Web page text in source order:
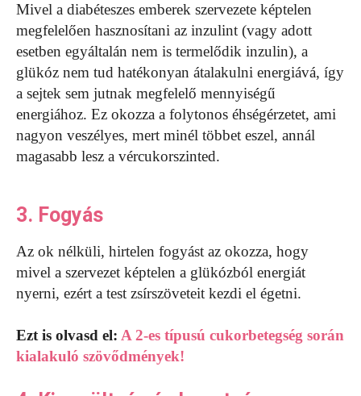
Mivel a diabéteszes emberek szervezete képtelen
megfelelően hasznosítani az inzulint (vagy adott
esetben egyáltalán nem is termelődik inzulin), a
glükóz nem tud hatékonyan átalakulni energiává, így
a sejtek sem jutnak megfelelő mennyiségű
energiához. Ez okozza a folytonos éhségérzetet, ami
nagyon veszélyes, mert minél többet eszel, annál
magasabb lesz a vércukorszinted.
3. Fogyás
Az ok nélküli, hirtelen fogyást az okozza, hogy
mivel a szervezet képtelen a glükózból energiát
nyerni, ezért a test zsírszöveteit kezdi el égetni.
Ezt is olvasd el: A 2-es típusú cukorbetegség során
kialakuló szövődmények!